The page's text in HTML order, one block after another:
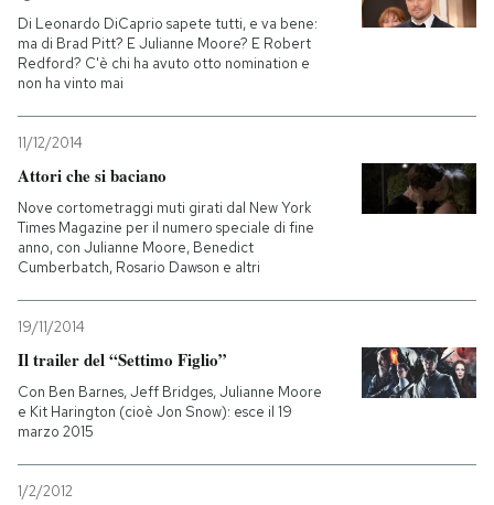
I MIEI PREFERITI
CALENDARIO
AREA PERSONALE
Di Leonardo DiCaprio sapete tutti, e va bene:
ma di Brad Pitt? E Julianne Moore? E Robert
Redford? C'è chi ha avuto otto nomination e
non ha vinto mai
11/12/2014
Attori che si baciano
Nove cortometraggi muti girati dal New York
Times Magazine per il numero speciale di fine
anno, con Julianne Moore, Benedict
Cumberbatch, Rosario Dawson e altri
19/11/2014
Il trailer del “Settimo Figlio”
Con Ben Barnes, Jeff Bridges, Julianne Moore
e Kit Harington (cioè Jon Snow): esce il 19
marzo 2015
1/2/2012